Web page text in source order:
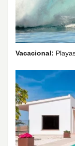
Vacacional: